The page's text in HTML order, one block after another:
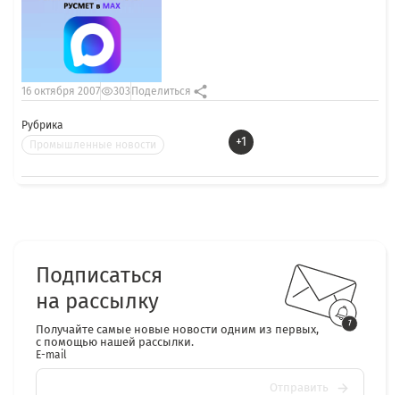
Рубрика
Промышленные новости
+1
16 октября 2007 303 Поделиться
Подписаться
на рассылку
Получайте самые новые новости одним из первых,
с помощью нашей рассылки.
E-mail
Отправить